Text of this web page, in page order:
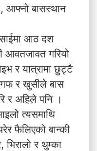
आफ्नो बासस्थान
आठ दश
गरियो
र यात्रामा छुट्टै
र खुसीले बास
र अहिले पनि ।
त्यसमाथि
फैलिएको बान्की
र थुम्का